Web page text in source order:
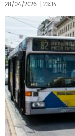
28/04/2026 23:34